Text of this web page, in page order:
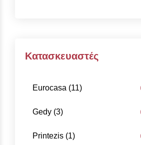
Κατασκευαστές
Eurocasa (11)
Gedy (3)
Printezis (1)